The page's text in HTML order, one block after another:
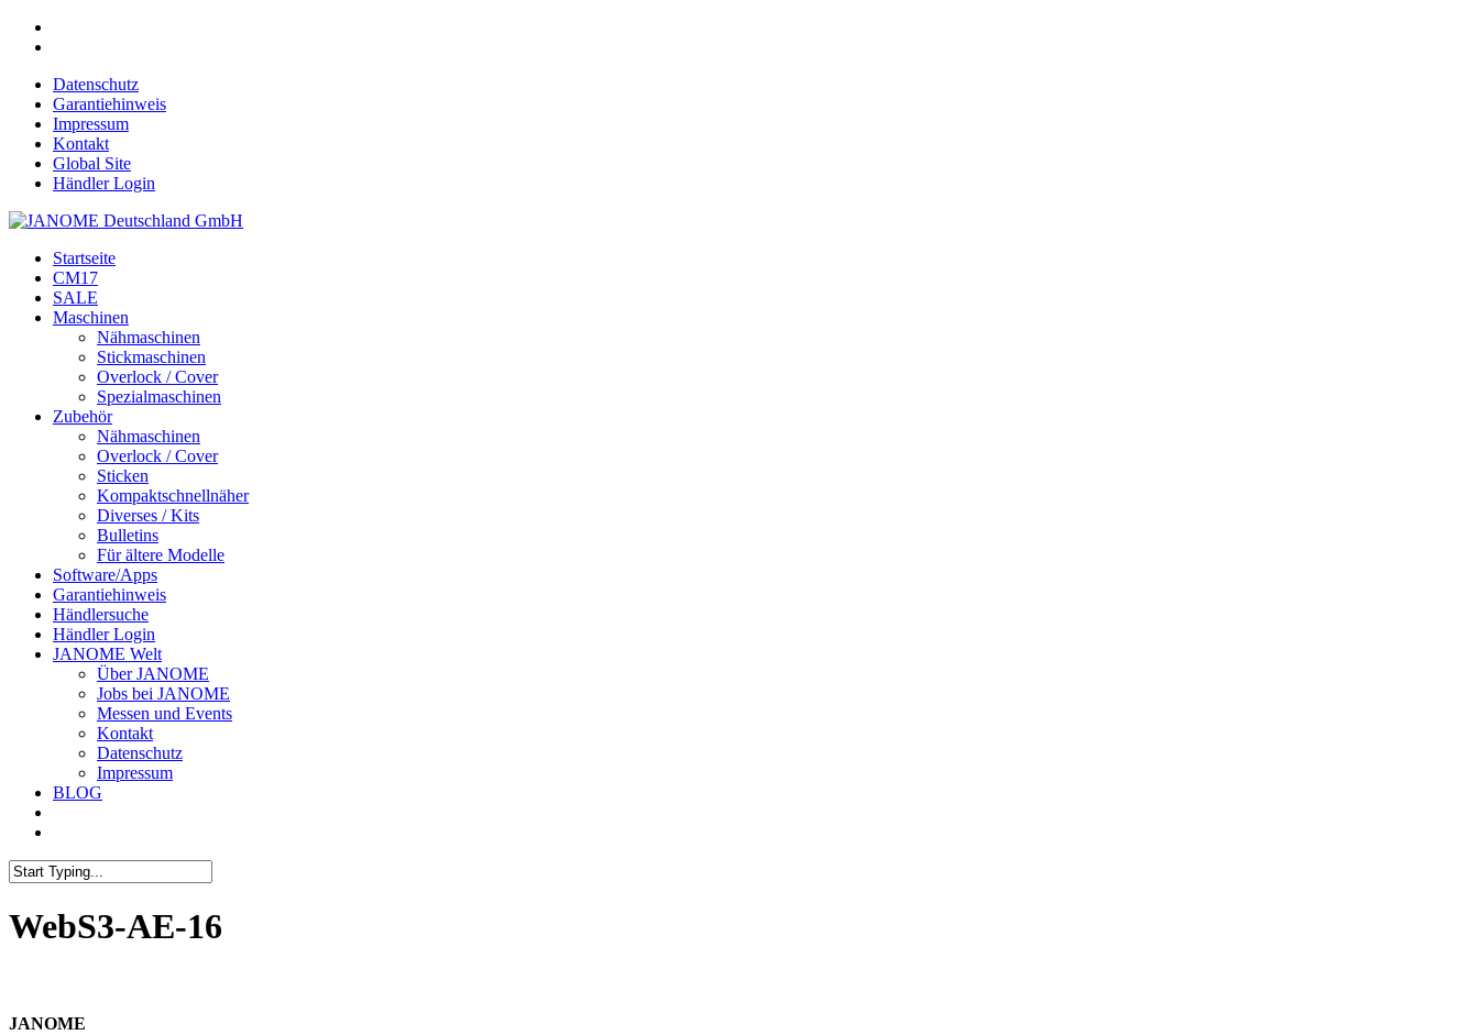
Datenschutz
Garantiehinweis
Impressum
Kontakt
Global Site
Händler Login
Startseite
CM17
SALE
Maschinen
Nähmaschinen
Stickmaschinen
Overlock / Cover
Spezialmaschinen
Zubehör
Nähmaschinen
Overlock / Cover
Sticken
Kompaktschnellnäher
Diverses / Kits
Bulletins
Für ältere Modelle
Software/Apps
Garantiehinweis
Händlersuche
Händler Login
JANOME Welt
Über JANOME
Jobs bei JANOME
Messen und Events
Kontakt
Datenschutz
Impressum
BLOG
WebS3-AE-16
JANOME